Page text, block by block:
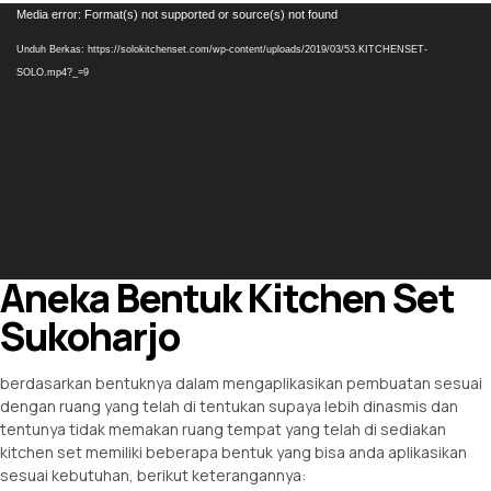
Pemutar
Media error: Format(s) not supported or source(s) not found
Unduh Berkas: https://solokitchenset.com/wp-content/uploads/2019/03/53.KITCHENSET-
SOLO.mp4?_=9
Aneka Bentuk Kitchen Set
Sukoharjo
berdasarkan bentuknya dalam mengaplikasikan pembuatan sesuai
dengan ruang yang telah di tentukan supaya lebih dinasmis dan
tentunya tidak memakan ruang tempat yang telah di sediakan
kitchen set memiliki beberapa bentuk yang bisa anda aplikasikan
sesuai kebutuhan, berikut keterangannya: